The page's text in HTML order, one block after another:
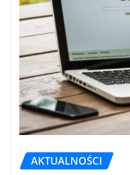
AKTUALNOŚCI